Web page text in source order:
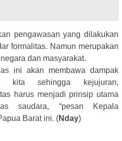
pengawasan yang dilakukan
formalitas. Namun merupakan
dan masyarakat.
ini akan membawa dampak
kita sehingga kejujuran,
harus menjadi prinsip utama
saudara, “pesan Kepala
Barat ini. (Nday)